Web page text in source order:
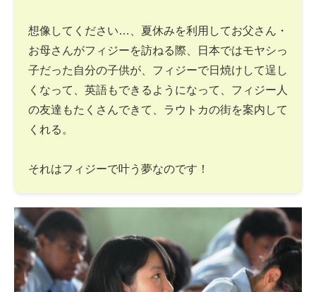
想像してください…、夏休みを利用してお父さん・
お母さんがフィジーを訪ねる際、日本ではモヤシっ
子だった自分の子供が、フィジーで日焼けして逞し
くなって、英語もできるようになって、フィジー人
の友達もたくさんできて、ラウトカの街を案内して
くれる。
それはフィジーで叶う夢なのです！